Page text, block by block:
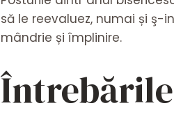
să le reevaluez, numai și
mândrie și împlinire.
Întrebările